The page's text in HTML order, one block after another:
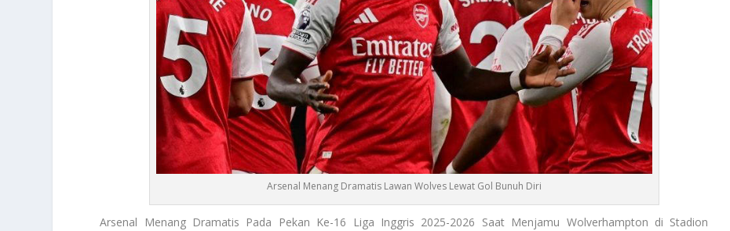
Arsenal Menang Dramatis Lawan Wolves Lewat Gol Bunuh Diri
Arsenal Menang Dramatis Pada Pekan Ke-16 Liga Inggris 2025-2026 Saat Menjamu Wolverhampton di Stadion